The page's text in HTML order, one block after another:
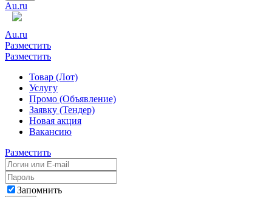
Au.ru
Au.ru
Разместить
Разместить
Товар (Лот)
Услугу
Промо (Объявление)
Заявку (Тендер)
Новая акция
Вакансию
Разместить
Запомнить